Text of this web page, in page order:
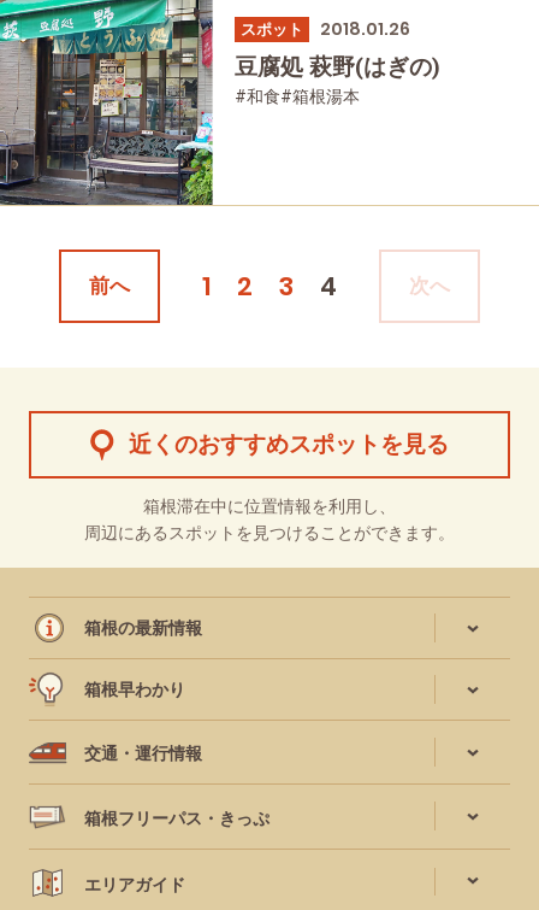
スポット 2018.01.26
豆腐処 萩野(はぎの)
#和食#箱根湯本
前へ 1 2 3 4 次へ
近くのおすすめスポットを見る
箱根滞在中に位置情報を利用し、
周辺にあるスポットを見つけることができます。
箱根の最新情報
箱根早わかり
交通・運行情報
箱根フリーパス・きっぷ
エリアガイド